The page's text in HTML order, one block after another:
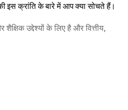
इस क्रांति के बारे में आप क्या सोचते हैं।
उद्देश्यों के लिए है और वित्तीय,